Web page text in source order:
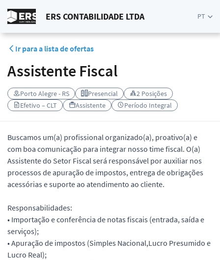
ERS CONTABILIDADE LTDA PT
Ir para a lista de ofertas
Assistente Fiscal
Porto Alegre - RS Presencial
2 Posições
Efetivo – CLT
Assistente Período Integral
Buscamos um(a) profissional organizado(a), proativo(a) e
com boa comunicação para integrar nosso time fiscal. O(a)
Assistente do Setor Fiscal será responsável por auxiliar nos
processos de apuração de impostos, entrega de obrigações
acessórias e suporte ao atendimento ao cliente.
Responsabilidades:
• Importação e conferência de notas fiscais (entrada, saída e
serviços);
• Apuração de impostos (Simples Nacional,Lucro Presumido e
Lucro Real);